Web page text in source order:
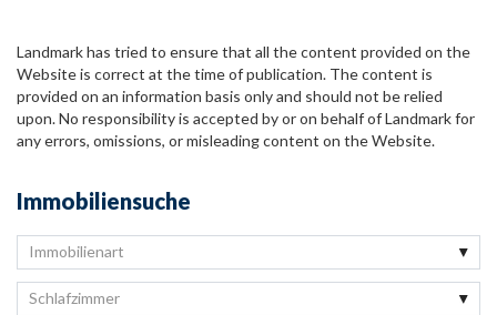
Landmark has tried to ensure that all the content provided on the
Website is correct at the time of publication. The content is
provided on an information basis only and should not be relied
upon. No responsibility is accepted by or on behalf of Landmark for
any errors, omissions, or misleading content on the Website.
Immobiliensuche
Immobilienart
Schlafzimmer